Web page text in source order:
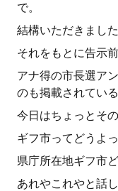
で。
結構いただきました
それをもとに告示
アナ得の市長選ア
のも掲載されてい
今日はちょっとそ
ギフ市ってどうよ
県庁所在地ギフ市
あれやこれやと話